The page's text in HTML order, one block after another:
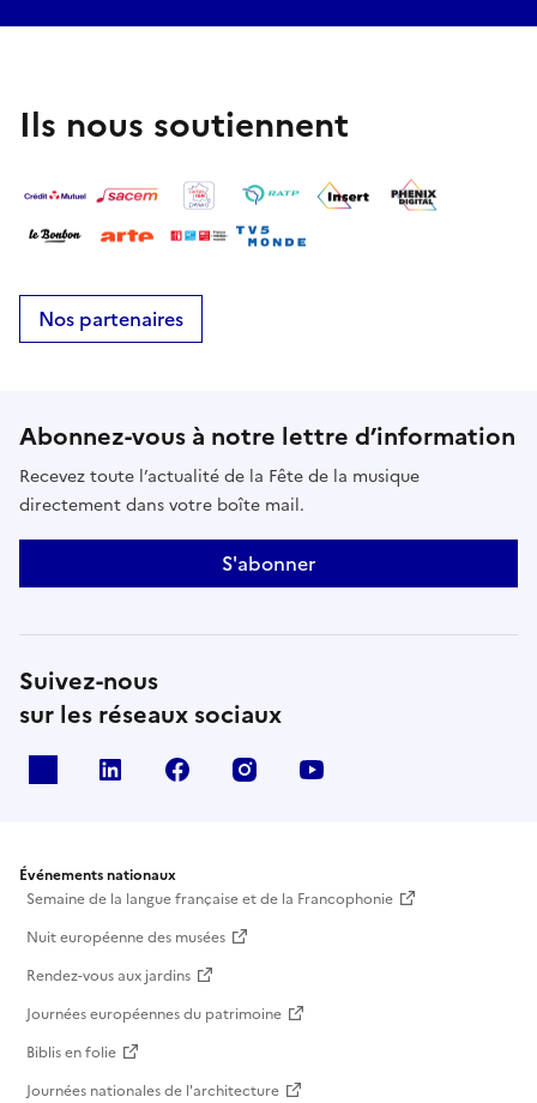
Ils nous soutiennent
Nos partenaires
Abonnez-vous à notre lettre d’information
Recevez toute l’actualité de la Fête de la musique
directement dans votre boîte mail.
S'abonner
Suivez-nous
sur les réseaux sociaux
Linkedin Facebook Instagram
Événements nationaux
Semaine de la langue française et de la Francophonie
Nuit européenne des musées
Rendez-vous aux jardins
Journées européennes du patrimoine
Biblis en folie
Journées nationales de l'architecture